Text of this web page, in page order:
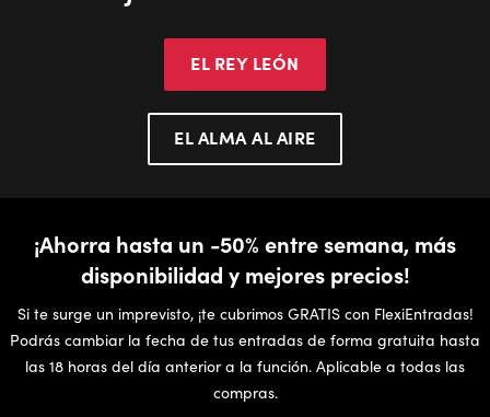
EL REY LEÓN
EL ALMA AL AIRE
¡Ahorra hasta un -50% entre semana, más
disponibilidad y mejores precios!
Si te surge un imprevisto, ¡te cubrimos GRATIS con FlexiEntradas!
Podrás cambiar la fecha de tus entradas de forma gratuita hasta
las 18 horas del día anterior a la función. Aplicable a todas las
compras.